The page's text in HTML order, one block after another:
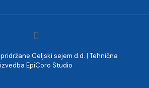
Celjski sejem d.d. | Tehnična
izvedba EpiCoro Studio